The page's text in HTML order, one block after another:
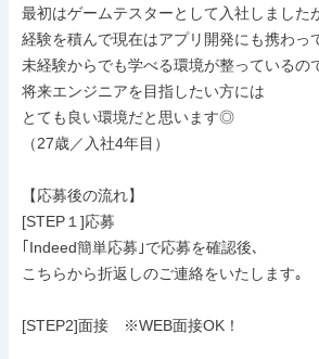
最初はゲームテスターとして入社しました
経験を積んで現在はアプリ開発にも携わっ
未経験からでも学べる環境が整っているの
将来エンジニアを目指したい方には
とても良い環境だと思います◎
（27歳／入社4年目）
【応募後の流れ】
[STEP１]応募
｢Indeed簡単応募｣で応募を確認後､
こちらから折返しのご連絡をいたします｡
[STEP2]面接　※WEB面接OK！